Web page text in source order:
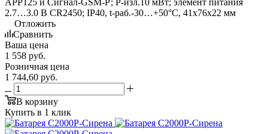
2.7…3.0 В CR2450; IP40, t-раб.-30…+50°C, 41х76х22 мм
Отложить
Сравнить
Ваша цена
1 558 руб.
Розничная цена
1 744,60 руб.
В корзину
Купить в 1 клик